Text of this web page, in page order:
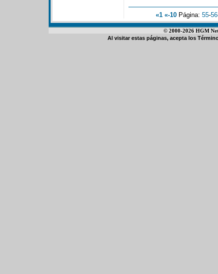
«1 «-10 Página: 55-56
© 2000-2026 HGM
Al visitar estas páginas, acepta los